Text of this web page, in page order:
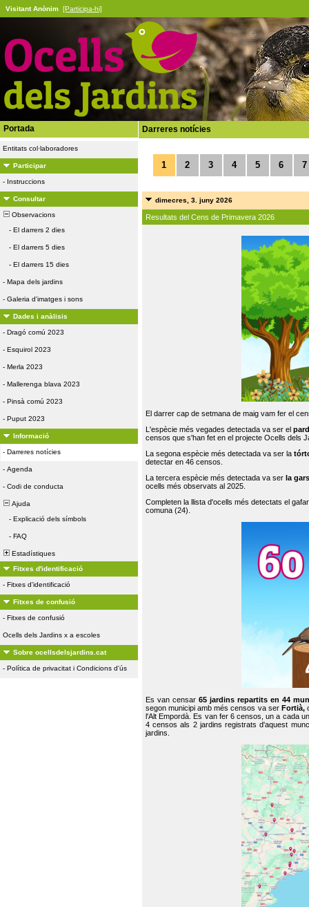
Visitant Anònim [Participa-hi]
Portada
Entitats col·laboradores
Participar
- Instruccions
Consultar
Observacions
- El darrers 2 dies
- El darrers 5 dies
- El darrers 15 dies
- Mapa dels jardins
- Galeria d'imatges i sons
Dades i anàlisis
- Dragó comú 2023
- Esquirol 2023
- Merla 2023
- Mallerenga blava 2023
- Pinsà comú 2023
- Puput 2023
Informació
- Darreres notícies
- Agenda
- Codi de conducta
Ajuda
- Explicació dels símbols
- FAQ
Estadístiques
Fitxes d'identificació
- Fitxes d'identificació
Fitxes de confusió
- Fitxes de confusió
Ocells dels Jardins x a escoles
Sobre ocellsdelsjardins.cat
- Política de privacitat i Condicions d'ús
Darreres notícies
1 2 3 4 5 6 7
dimecres, 3. juny 2026
Resultats del Cens de Primavera 2026
El darrer cap de setmana de maig vam fer el
L'espècie més vegades detectada va ser el
censos que s'han fet en el projecte Ocells dels
La segona espècie més detectada va ser la
detectar en 46 censos.
La tercera espècie més detectada va ser la
ocells més observats al 2025.
Completen la llista d'ocells més detectats el
comuna (24).
Es van censar65 jardins repartits en 44
segon municipi amb més censos va ser Fortià,
l'Alt Empordà. Es van fer 6 censos, un a cada
4 censos als 2 jardins registrats d'aquest
jardins.